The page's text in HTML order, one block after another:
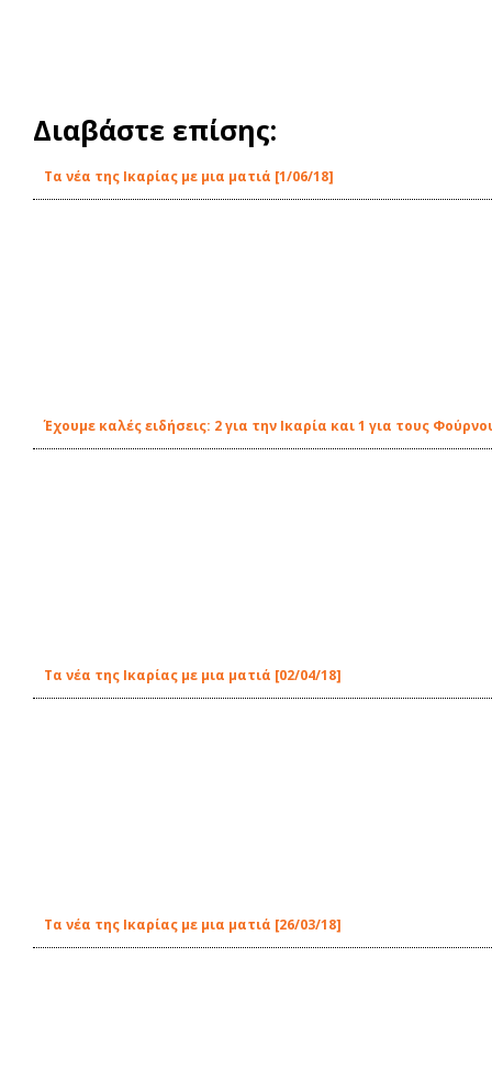
Διαβάστε επίσης:
Τα νέα της Ικαρίας με μια ματιά [1/06/18]
Έχουμε καλές ειδήσεις: 2 για την Ικαρία και 1 για τους
Τα νέα της Ικαρίας με μια ματιά [02/04/18]
Τα νέα της Ικαρίας με μια ματιά [26/03/18]